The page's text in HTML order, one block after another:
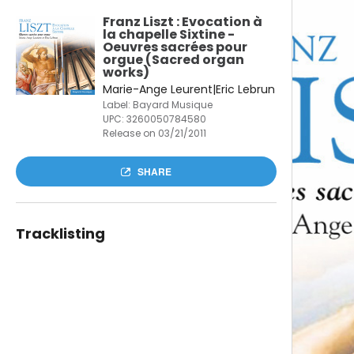
Franz Liszt : Evocation à
la chapelle Sixtine -
Oeuvres sacrées pour
orgue (Sacred organ
works)
Marie-Ange Leurent|Eric Lebrun
Label: Bayard Musique
UPC: 3260050784580
Release on 03/21/2011
SHARE
Tracklisting